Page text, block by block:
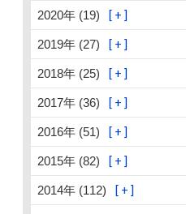
2020年 (19)
2019年 (27)
2018年 (25)
2017年 (36)
2016年 (51)
2015年 (82)
2014年 (112)